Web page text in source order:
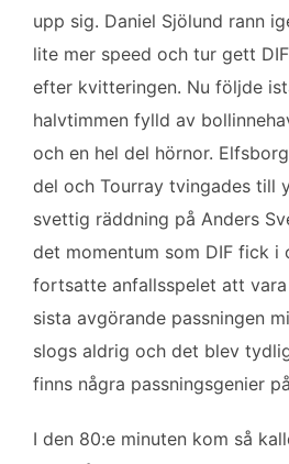
upp sig. Daniel Sjölund rann
lite mer speed och tur gett
efter kvitteringen. Nu följde
halvtimmen fylld av
och en hel del hörnor.
del och Tourray tvingades till
svettig räddning på Anders
det momentum som DIF fick i
fortsatte anfallsspelet att
sista avgörande passningen
slogs aldrig och det blev
finns några passningsgenier
I den 80:e minuten kom så